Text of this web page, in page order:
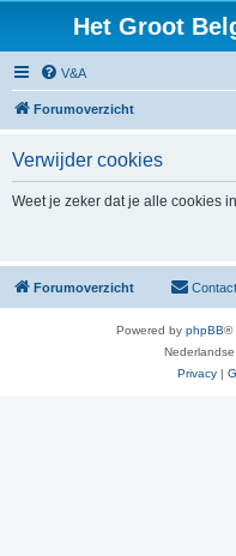
Het Groot
V&A
Forumoverzicht
Verwijder cookies
Weet je zeker dat je alle cookies
Forumoverzicht Contact
Powered by phpBB®
Privacy |